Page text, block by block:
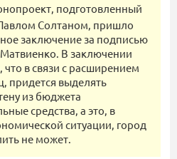
подготовленный
Солтаном, пришло
заключение за подписью
В заключении
что в связи с расширением
придется выделять
из бюджета
средства, а это, в
ситуации, город
не может.